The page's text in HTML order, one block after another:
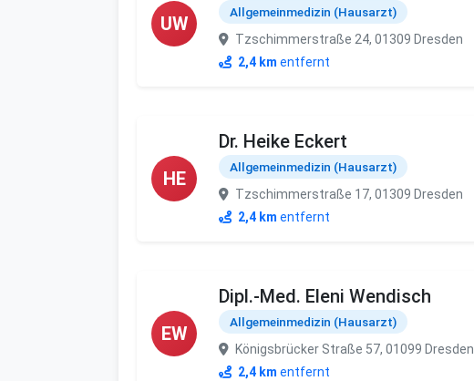
UW
Allgemeinmedizin (Hausarzt)
Tzschimmerstraße 24, 01309 Dresden
2,4 km entfernt
HE
Dr. Heike Eckert
Allgemeinmedizin (Hausarzt)
Tzschimmerstraße 17, 01309 Dresden
2,4 km entfernt
EW
Dipl.-Med. Eleni Wendisch
Allgemeinmedizin (Hausarzt)
Königsbrücker Straße 57, 01099 Dresden
2,4 km entfernt